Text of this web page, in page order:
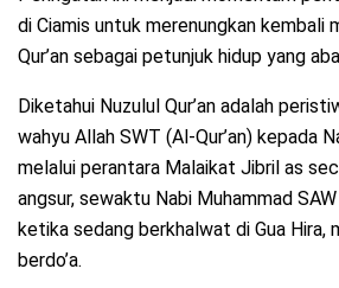
di Ciamis untuk merenungkan kembali
Qur’an sebagai petunjuk hidup yang
Diketahui Nuzulul Qur’an adalah
wahyu Allah SWT (Al-Qur’an) kepada
melalui perantara Malaikat Jibril as
angsur, sewaktu Nabi Muhammad
ketika sedang berkhalwat di Gua Hira,
berdo’a.